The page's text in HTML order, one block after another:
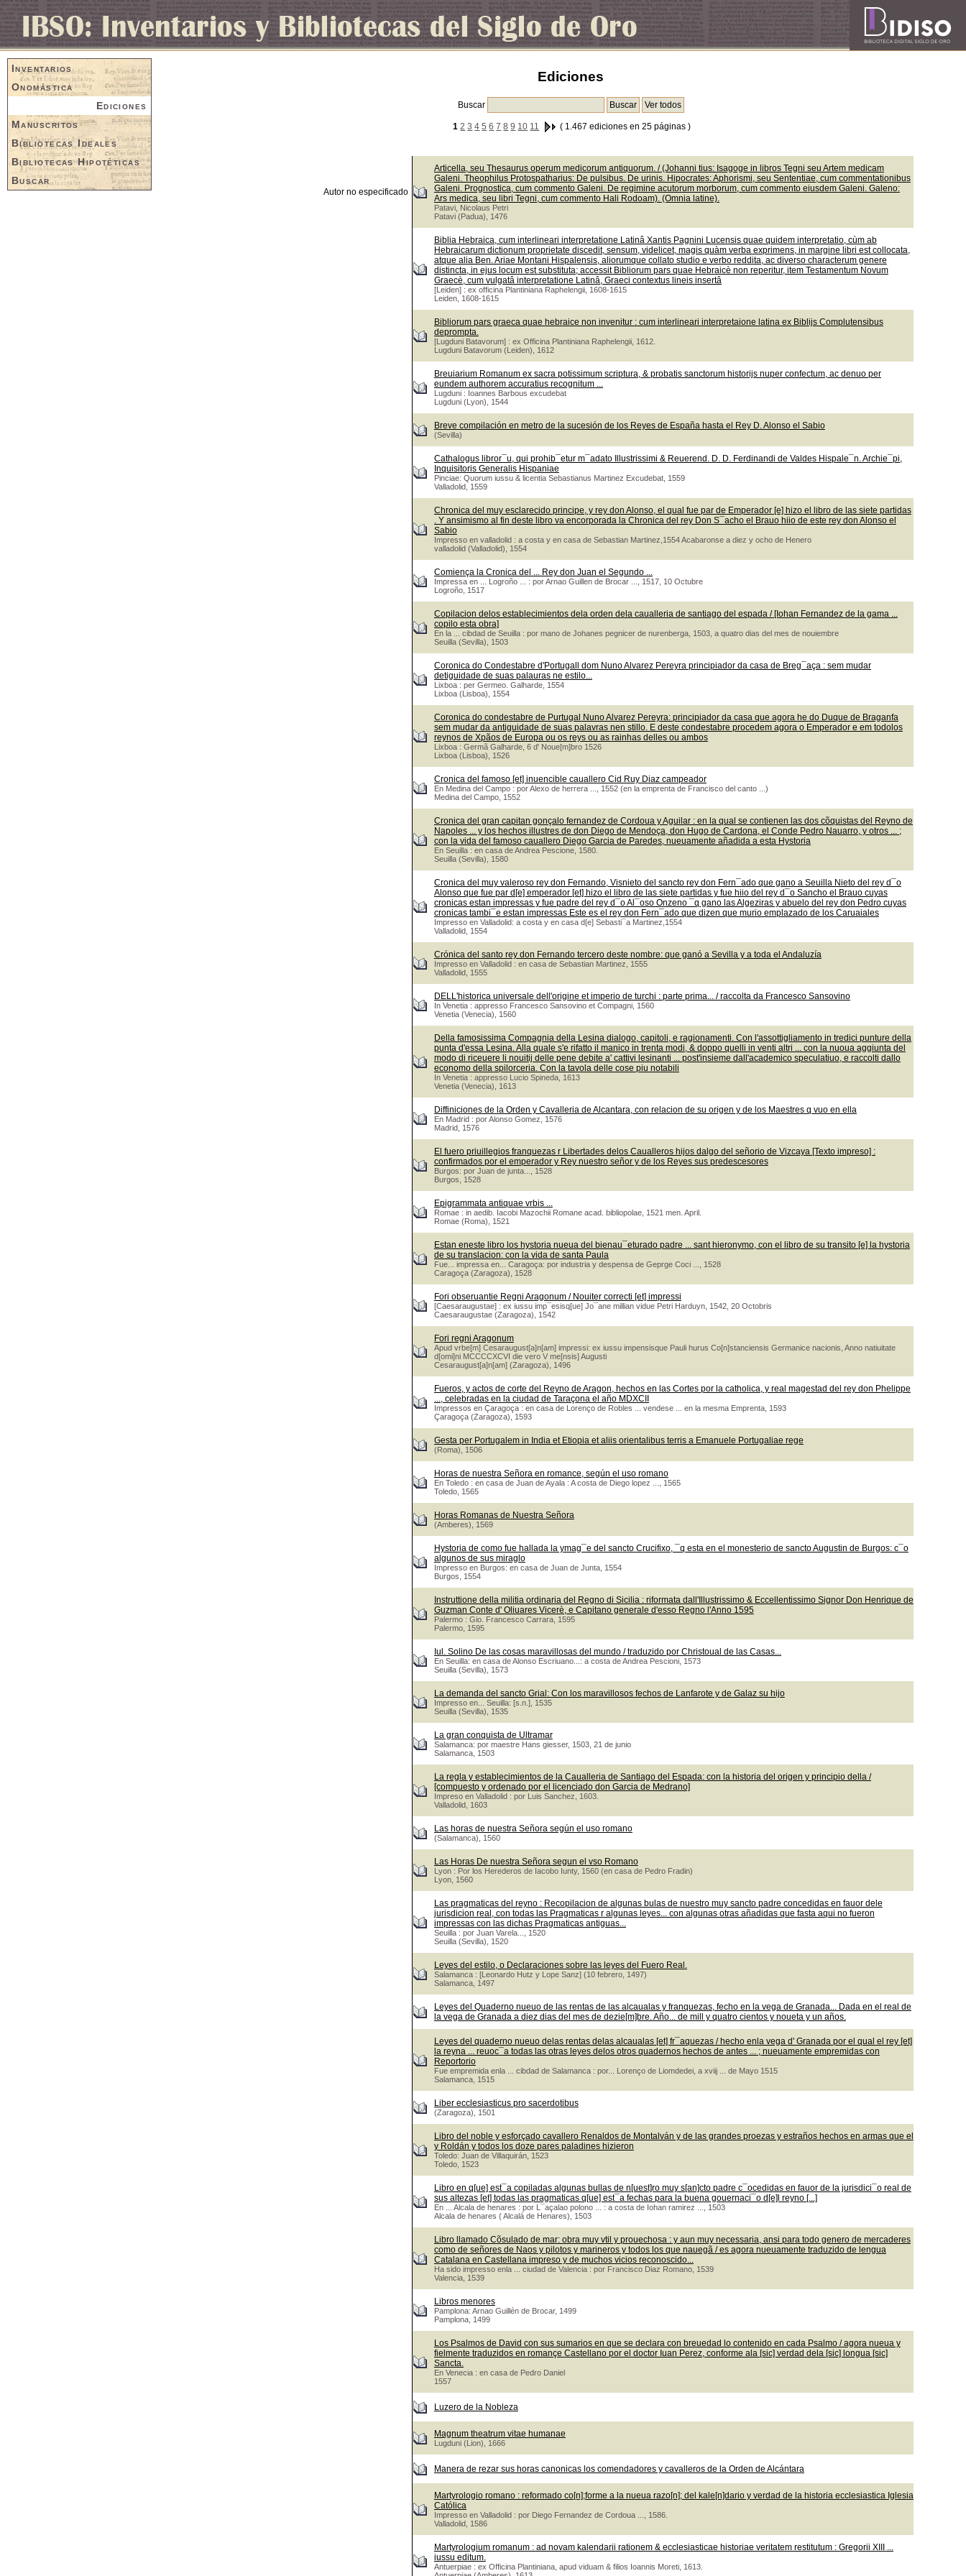
Inventarios
Onomástica
Ediciones
Manuscritos
Bibliotecas Ideales
Bibliotecas Hipotéticas
Buscar
Ediciones
Buscar
1 2 3 4 5 6 7 8 9 10 11 ( 1.467 ediciones en 25 páginas )
Autor no especificado
Articella, seu Thesaurus operum medicorum antiquorum. / (Johanni tius: Isagoge in libros Tegni seu Artem medicam
Galeni. Theophilus Protospatharius: De pulsibus. De urinis. Hipocrates: Aphorismi, seu Sententiae, cum commentationibus
Galeni. Prognostica, cum commento Galeni. De regimine acutorum morborum, cum commento eiusdem Galeni. Galeno:
Ars medica, seu libri Tegni, cum commento Hali Rodoam). (Omnia latine).
Patavi, Nicolaus Petri
Patavi (Padua), 1476
Biblia Hebraica, cum interlineari interpretatione Latinâ Xantis Pagnini Lucensis quae quidem interpretatio, cùm ab
Hebraicarum dictionum proprietate discedit, sensum, videlicet, magis quàm verba exprimens, in margine libri est collocata,
atque alia Ben. Ariae Montani Hispalensis, aliorumque collato studio e verbo reddita, ac diverso characterum genere
distincta, in ejus locum est substituta; accessit Bibliorum pars quae Hebraicè non reperitur, item Testamentum Novum
Graecè, cum vulgatâ interpretatione Latinâ, Graeci contextus lineis insertâ
[Leiden] : ex officina Plantiniana Raphelengii, 1608-1615
Leiden, 1608-1615
Bibliorum pars graeca quae hebraice non invenitur : cum interlineari interpretaione latina ex Biblijs Complutensibus
deprompta.
[Lugduni Batavorum] : ex Officina Plantiniana Raphelengii, 1612.
Lugduni Batavorum (Leiden), 1612
Breuiarium Romanum ex sacra potissimum scriptura, & probatis sanctorum historijs nuper confectum, ac denuo per
eundem authorem accuratius recognitum ...
Lugduni : Ioannes Barbous excudebat
Lugduni (Lyon), 1544
Breve compilación en metro de la sucesión de los Reyes de España hasta el Rey D. Alonso el Sabio
(Sevilla)
Cathalogus libror¯u, qui prohib¯etur m¯adato Illustrissimi & Reuerend. D. D. Ferdinandi de Valdes Hispale¯n. Archie¯pi,
Inquisitoris Generalis Hispaniae
Pinciae: Quorum iussu & licentia Sebastianus Martinez Excudebat, 1559
Valladolid, 1559
Chronica del muy esclarecido principe, y rey don Alonso, el qual fue par de Emperador [e] hizo el libro de las siete partidas
. Y ansimismo al fin deste libro va encorporada la Chronica del rey Don S¯acho el Brauo hiio de este rey don Alonso el
Sabio
Impresso en valladolid : a costa y en casa de Sebastian Martinez,1554 Acabaronse a diez y ocho de Henero
valladolid (Valladolid), 1554
Comiença la Cronica del ... Rey don Juan el Segundo ...
Impressa en ... Logroño ... : por Arnao Guillen de Brocar ..., 1517, 10 Octubre
Logroño, 1517
Copilacion delos establecimientos dela orden dela caualleria de santiago del espada / [Iohan Fernandez de la gama ...
copilo esta obra]
En la ... cibdad de Seuilla : por mano de Johanes pegnicer de nurenberga, 1503, a quatro dias del mes de nouiembre
Seuilla (Sevilla), 1503
Coronica do Condestabre d'Portugall dom Nuno Alvarez Pereyra principiador da casa de Breg¯aça : sem mudar
detiguidade de suas palauras ne estilo...
Lixboa : per Germeo. Galharde, 1554
Lixboa (Lisboa), 1554
Coronica do condestabre de Purtugal Nuno Alvarez Pereyra: principiador da casa que agora he do Duque de Braganfa
sem mudar da antiguidade de suas palavras nen stillo. E deste condestabre procedem agora o Emperador e em todolos
reynos de Xpãos de Europa ou os reys ou as rainhas delles ou ambos
Lixboa : Germã Galharde, 6 d' Noue[m]bro 1526
Lixboa (Lisboa), 1526
Cronica del famoso [et] inuencible cauallero Cid Ruy Diaz campeador
En Medina del Campo : por Alexo de herrera ..., 1552 (en la emprenta de Francisco del canto ...)
Medina del Campo, 1552
Cronica del gran capitan gonçalo fernandez de Cordoua y Aguilar : en la qual se contienen las dos cõquistas del Reyno de
Napoles ... y los hechos illustres de don Diego de Mendoça, don Hugo de Cardona, el Conde Pedro Nauarro, y otros ... ;
con la vida del famoso cauallero Diego Garcia de Paredes, nueuamente añadida a esta Hystoria
En Seuilla : en casa de Andrea Pescione, 1580.
Seuilla (Sevilla), 1580
Cronica del muy valeroso rey don Fernando, Visnieto del sancto rey don Fern¯ado que gano a Seuilla Nieto del rey d¯o
Alonso que fue par d[e] emperador [et] hizo el libro de las siete partidas y fue hiio del rey d¯o Sancho el Brauo cuyas
cronicas estan impressas y fue padre del rey d¯o Al¯oso Onzeno ¯q gano las Algeziras y abuelo del rey don Pedro cuyas
cronicas tambi¯e estan impressas Este es el rey don Fern¯ado que dizen que murio emplazado de los Caruaiales
Impresso en Valladolid: a costa y en casa d[e] Sebasti¯a Martinez,1554
Valladolid, 1554
Crónica del santo rey don Fernando tercero deste nombre: que ganó a Sevilla y a toda el Andaluzía
Impresso en Valladolid : en casa de Sebastian Martinez, 1555
Valladolid, 1555
DELL'historica universale dell'origine et imperio de turchi : parte prima... / raccolta da Francesco Sansovino
In Venetia : appresso Francesco Sansovino et Compagni, 1560
Venetia (Venecia), 1560
Della famosissima Compagnia della Lesina dialogo, capitoli, e ragionamenti. Con l'assottigliamento in tredici punture della
punta d'essa Lesina. Alla quale s'e rifatto il manico in trenta modi, & doppo quelli in venti altri ... con la nuoua aggiunta del
modo di riceuere li nouitij delle pene debite a' cattivi lesinanti ... post'insieme dall'academico speculatiuo, e raccolti dallo
economo della spilorceria. Con la tavola delle cose piu notabili
In Venetia : appresso Lucio Spineda, 1613
Venetia (Venecia), 1613
Diffiniciones de la Orden y Cavalleria de Alcantara, con relacion de su origen y de los Maestres q vuo en ella
En Madrid : por Alonso Gomez, 1576
Madrid, 1576
El fuero priuillegios franquezas r Libertades delos Caualleros hijos dalgo del señorio de Vizcaya [Texto impreso] :
confirmados por el emperador y Rey nuestro señor y de los Reyes sus predescesores
Burgos: por Juan de junta..., 1528
Burgos, 1528
Epigrammata antiquae vrbis ...
Romae : in aedib. Iacobi Mazochii Romane acad. bibliopolae, 1521 men. April.
Romae (Roma), 1521
Estan eneste libro los hystoria nueua del bienau¯eturado padre ... sant hieronymo, con el libro de su transito [e] la hystoria
de su translacion: con la vida de santa Paula
Fue... impressa en... Caragoça: por industria y despensa de Geprge Coci ..., 1528
Caragoça (Zaragoza), 1528
Fori obseruantie Regni Aragonum / Nouiter correcti [et] impressi
[Caesaraugustae] : ex iussu imp¯esisq[ue] Jo¯ane millian vidue Petri Harduyn, 1542, 20 Octobris
Caesaraugustae (Zaragoza), 1542
Fori regni Aragonum
Apud vrbe[m] Cesaraugust[a]n[am] impressi: ex iussu impensisque Pauli hurus Co[n]stanciensis Germanice nacionis, Anno natiuitate
d[omi]ni MCCCCXCVI die vero V me[nsis] Augusti
Cesaraugust[a]n[am] (Zaragoza), 1496
Fueros, y actos de corte del Reyno de Aragon, hechos en las Cortes por la catholica, y real magestad del rey don Phelippe
..., celebradas en la ciudad de Taraçona el año MDXCII
Impressos en Çaragoça : en casa de Lorenço de Robles ... vendese ... en la mesma Emprenta, 1593
Çaragoça (Zaragoza), 1593
Gesta per Portugalem in India et Etiopia et aliis orientalibus terris a Emanuele Portugaliae rege
(Roma), 1506
Horas de nuestra Señora en romance, según el uso romano
En Toledo : en casa de Juan de Ayala : A costa de Diego lopez ..., 1565
Toledo, 1565
Horas Romanas de Nuestra Señora
(Amberes), 1569
Hystoria de como fue hallada la ymag¯e del sancto Crucifixo, ¯q esta en el monesterio de sancto Augustin de Burgos: c¯o
algunos de sus miraglo
Impresso en Burgos: en casa de Juan de Junta, 1554
Burgos, 1554
Instruttione della militia ordinaria del Regno di Sicilia : riformata dall'Illustrissimo & Eccellentissimo Signor Don Henrique de
Guzman Conte d' Oliuares Vicerè, e Capitano generale d'esso Regno l'Anno 1595
Palermo : Gio. Francesco Carrara, 1595
Palermo, 1595
Iul. Solino De las cosas maravillosas del mundo / traduzido por Christoual de las Casas...
En Seuilla: en casa de Alonso Escriuano...: a costa de Andrea Pescioni, 1573
Seuilla (Sevilla), 1573
La demanda del sancto Grial: Con los maravillosos fechos de Lanfarote y de Galaz su hijo
Impresso en... Seuilla: [s.n.], 1535
Seuilla (Sevilla), 1535
La gran conquista de Ultramar
Salamanca: por maestre Hans giesser, 1503, 21 de junio
Salamanca, 1503
La regla y establecimientos de la Caualleria de Santiago del Espada: con la historia del origen y principio della /
[compuesto y ordenado por el licenciado don Garcia de Medrano]
Impreso en Valladolid : por Luis Sanchez, 1603.
Valladolid, 1603
Las horas de nuestra Señora según el uso romano
(Salamanca), 1560
Las Horas De nuestra Señora segun el vso Romano
Lyon : Por los Herederos de Iacobo Iunty, 1560 (en casa de Pedro Fradin)
Lyon, 1560
Las pragmaticas del reyno : Recopilacion de algunas bulas de nuestro muy sancto padre concedidas en fauor dele
jurisdicion real, con todas las Pragmaticas r algunas leyes... con algunas otras añadidas que fasta aqui no fueron
impressas con las dichas Pragmaticas antiguas...
Seuilla : por Juan Varela..., 1520
Seuilla (Sevilla), 1520
Leyes del estilo, o Declaraciones sobre las leyes del Fuero Real.
Salamanca : [Leonardo Hutz y Lope Sanz] (10 febrero, 1497)
Salamanca, 1497
Leyes del Quaderno nueuo de las rentas de las alcaualas y franquezas, fecho en la vega de Granada... Dada en el real de
la vega de Granada a diez dias del mes de dezie[m]bre. Año... de mill y quatro cientos y noueta y un años.
Leyes del quaderno nueuo delas rentas delas alcaualas [et] fr¯aquezas / hecho enla vega d' Granada por el qual el rey [et]
la reyna ... reuoc¯a todas las otras leyes delos otros quadernos hechos de antes ... ; nueuamente empremidas con
Reportorio
Fue empremida enla ... cibdad de Salamanca : por... Lorenço de Liomdedei, a xviij ... de Mayo 1515
Salamanca, 1515
Liber ecclesiasticus pro sacerdotibus
(Zaragoza), 1501
Libro del noble y esforçado cavallero Renaldos de Montalván y de las grandes proezas y estraños hechos en armas que el
y Roldán y todos los doze pares paladines hizieron
Toledo: Juan de Villaquirán, 1523
Toledo, 1523
Libro en q[ue] est¯a copiladas algunas bullas de n[uest]ro muy s[an]cto padre c¯ocedidas en fauor de la jurisdici¯o real de
sus altezas [et] todas las pragmaticas q[ue] est¯a fechas para la buena gouernaci¯o d[e]l reyno [...]
En ... Alcala de henares : por L¯açalao polono ... : a costa de Iohan ramirez ..., 1503
Alcala de henares ( Alcalá de Henares), 1503
Libro llamado Cõsulado de mar: obra muy vtil y prouechosa : y aun muy necessaria, ansi para todo genero de mercaderes
como de señores de Naos y pilotos y marineros y todos los que nauegã / es agora nueuamente traduzido de lengua
Catalana en Castellana impreso y de muchos vicios reconoscido...
Ha sido impresso enla ... ciudad de Valencia : por Francisco Diaz Romano, 1539
Valencia, 1539
Libros menores
Pamplona: Arnao Guillén de Brocar, 1499
Pamplona, 1499
Los Psalmos de David con sus sumarios en que se declara con breuedad lo contenido en cada Psalmo / agora nueua y
fielmente traduzidos en romançe Castellano por el doctor Iuan Perez, conforme ala [sic] verdad dela [sic] longua [sic]
Sancta.
En Venecia : en casa de Pedro Daniel
1557
Luzero de la Nobleza
Magnum theatrum vitae humanae
Lugduni (Lion), 1666
Manera de rezar sus horas canonicas los comendadores y cavalleros de la Orden de Alcántara
Martyrologio romano : reformado co[n];forme a la nueua razo[n]; del kale[n]dario y verdad de la historia ecclesiastica Iglesia
Católica
Impresso en Valladolid : por Diego Fernandez de Cordoua ..., 1586.
Valladolid, 1586
Martyrologium romanum : ad novam kalendarii rationem & ecclesiasticae historiae veritatem restitutum : Gregorii XIII ...
iussu editum.
Antuerpiae : ex Officina Plantiniana, apud viduam & filios Ioannis Moreti, 1613.